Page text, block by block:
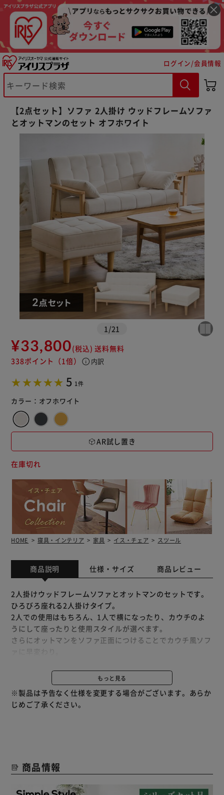
ログイン/会員情報
【2点セット】ソファ 2人掛け ウッドフレームソファ
とオットマンのセット オフホワイト
1 /21
¥33,800(税込) 送料無料
338ポイント （1倍） info 内訳
5 1件
カラー： オフホワイト
AR試し置き
在庫切れ
HOME 寝具・インテリア 家具 イス・チェア スツール
商品説明 仕様・サイズ 商品レビュー
2人掛けウッドフレームソファとオットマンのセットです。
ひろびろ座れる2人掛けタイプ。
2人での使用はもちろん、1人で横になったり、カウチのよ
うにして座ったりと使用スタイルが選べます。
さらにオットマンをソファ正面につけることでカウチ風ソフ
ひじ掛け、フレーム部分には天然木を使用。
天然木ならではの温かみのある質感。ナチュラルな仕上がり
になっています。
使い勝手の良いクッションが2個付属。
できます。
もっと見る
※製品は予告なく仕様を変更する場合がございます。あらか
じめご了承ください。
商品情報
※ご確認ください